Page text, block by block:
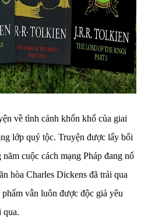
về tình cảnh khốn khổ của giai
lớp quý tộc. Truyện được lấy bối
cuộc cách mạng Pháp đang nổ
hòa Charles Dickens đã trải qua
vẫn luôn được độc giả yêu
qua.